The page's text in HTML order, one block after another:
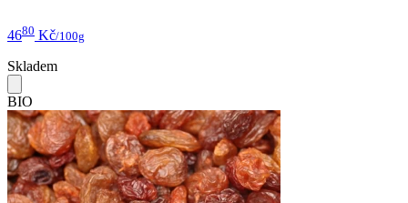
4680 Kč/100g
Skladem
BIO